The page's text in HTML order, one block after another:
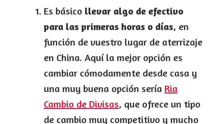
Es básico llevar algo de efectivo
para las primeras horas o días, en
función de vuestro lugar de aterrizaje
en China. Aquí la mejor opción es
cambiar cómodamente desde casa y
una muy buena opción sería Ria
Cambio de Divisas, que ofrece un tipo
de cambio muy competitivo y mucho